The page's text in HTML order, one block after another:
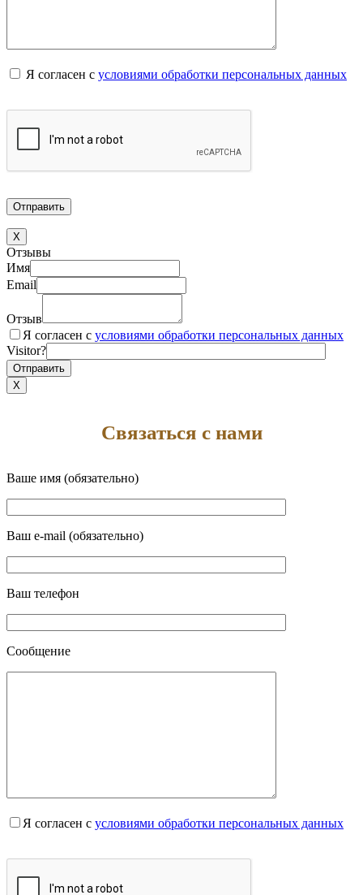
Я согласен с условиями обработки персональных данных
X
Отзывы
Имя
Email
Отзыв
Я согласен с условиями обработки персональных данных
Visitor?
X
Связаться с нами
Ваше имя (обязательно)
Ваш e-mail (обязательно)
Ваш телефон
Сообщение
Я согласен с условиями обработки персональных данных